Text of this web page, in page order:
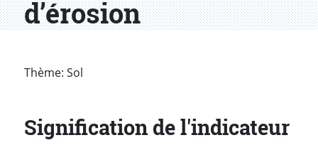
d’érosion
Thème: Sol
Signification de l'indicateur